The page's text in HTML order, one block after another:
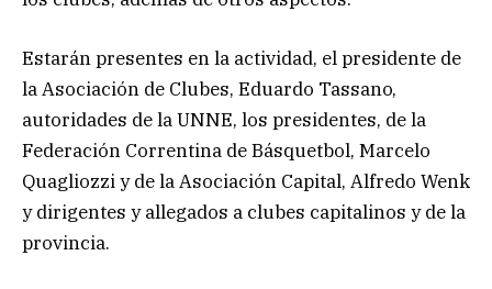
Estarán presentes en la actividad, el presidente de
la Asociación de Clubes, Eduardo Tassano,
autoridades de la UNNE, los presidentes, de la
Federación Correntina de Básquetbol, Marcelo
Quagliozzi y de la Asociación Capital, Alfredo Wenk
y dirigentes y allegados a clubes capitalinos y de la
provincia.